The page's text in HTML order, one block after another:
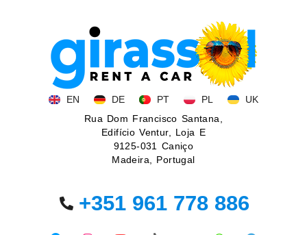
EN DE PT PL
UK
Rua Dom Francisco Santana,
Edifício Ventur, Loja E
9125-031 Caniço
Madeira, Portugal
+351 961 778 886